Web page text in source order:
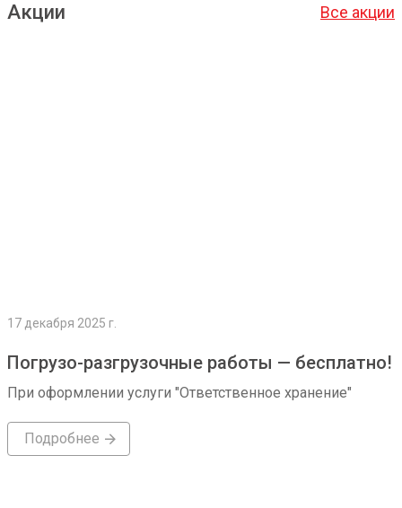
Акции Все акции
17 декабря 2025 г.
Погрузо-разгрузочные работы — бесплатно!
При оформлении услуги "Ответственное хранение"
Подробнее